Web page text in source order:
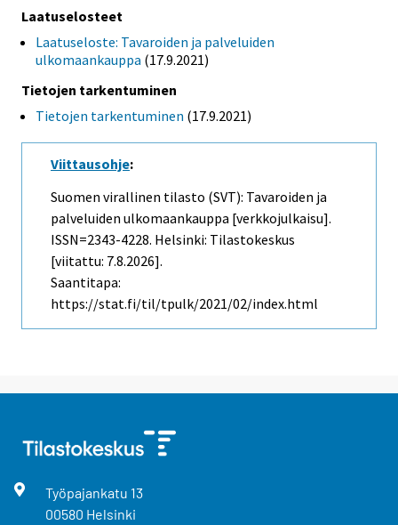
Laatuselosteet
Laatuseloste: Tavaroiden ja palveluiden
ulkomaankauppa (17.9.2021)
Tietojen tarkentuminen
Tietojen tarkentuminen (17.9.2021)
Viittausohje:
Suomen virallinen tilasto (SVT): Tavaroiden ja
palveluiden ulkomaankauppa [verkkojulkaisu].
ISSN=2343-4228. Helsinki: Tilastokeskus
[viitattu: 7.8.2026].
Saantitapa:
https://stat.fi/til/tpulk/2021/02/index.html
Työpajankatu 13
00580 Helsinki